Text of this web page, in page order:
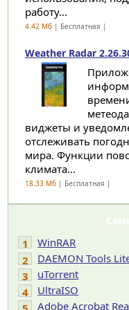
работу...
4.42 Мб| Бесплатная |
Weather Radar
виджеты и
отслеживать
мира. Функции
климата...
18.33 Мб| Бесплатная |
1
WinRAR
2
DAEMON Tools
3
uTorrent
4
UltraISO
Adobe Acrobat